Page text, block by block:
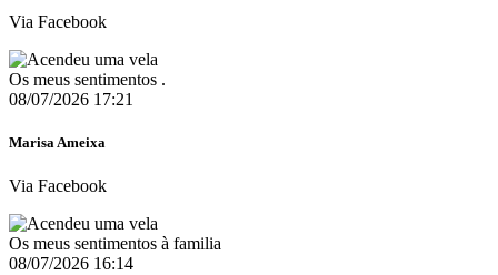
Via Facebook
Os meus sentimentos .
08/07/2026 17:21
Marisa Ameixa
Via Facebook
Os meus sentimentos à familia
08/07/2026 16:14